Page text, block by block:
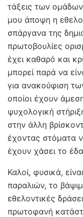
τάξεις των
μου άποψη η
σπάργανα της
πρωτοβουλίες
έχει καθαρό και
μπορεί παρά να
για ανακούφιση
οποίοι έχουν
ψυχολογική
στην άλλη
έχοντας στόματα
έχουν χάσει το
Καλοί, φυσικά,
παραλιών, το
εθελοντικές
πρωτοφανή